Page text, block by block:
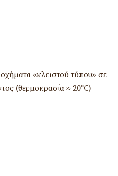
οχήματα «κλειστού τύπου» σε
(θερμοκρασία ≈ 20°C)